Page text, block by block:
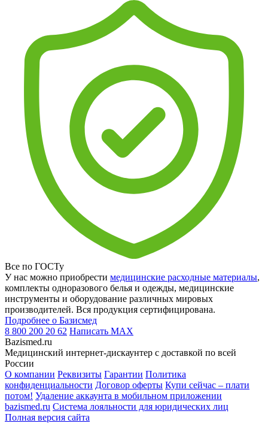
Все по ГОСТу
У нас можно приобрести медицинские расходные материалы,
комплекты одноразового белья и одежды, медицинские
инструменты и оборудование различных мировых
производителей. Вся продукция сертифицирована.
Подробнее о Базисмед
8 800 200 20 62 Написать MAX
Bazismed.ru
Медицинский интернет-дискаунтер с доставкой по всей
России
О компании Реквизиты Гарантии Политика
конфиденциальности Договор оферты Купи сейчас – плати
потом! Удаление аккаунта в мобильном приложении
bazismed.ru Система лояльности для юридических лиц
Полная версия сайта